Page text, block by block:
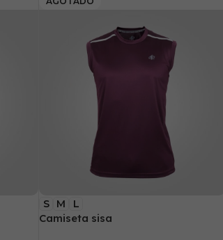
S M L
Camiseta sisa